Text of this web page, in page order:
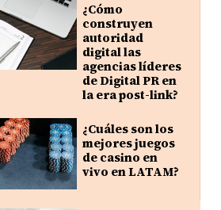
¿Cómo
construyen
autoridad
digital las
agencias líderes
de Digital PR en
la era post-link?
¿Cuáles son los
mejores juegos
de casino en
vivo en LATAM?